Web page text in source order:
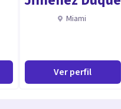
Miami
Ver perfil